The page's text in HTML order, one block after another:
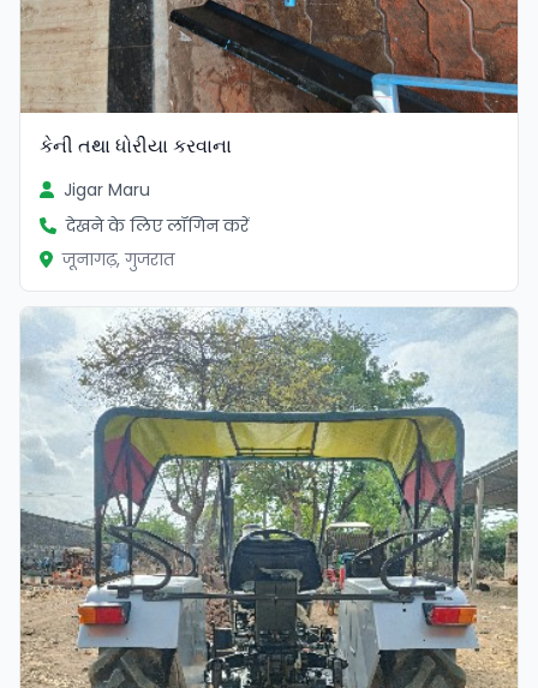
કેની તથા ધોરીયા કરવાના
Jigar Maru
देखने के लिए लॉगिन करें
जूनागढ़, गुजरात
सत्यापित